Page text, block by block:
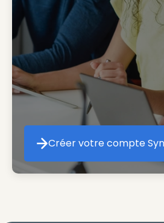
Créer
Créer votre compte